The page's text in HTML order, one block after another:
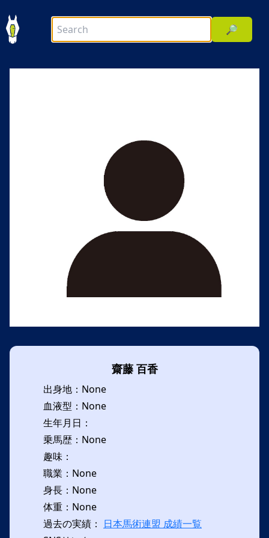
🔎
齋藤 百香
出身地：None
血液型：None
生年月日：
乗馬歴：None
趣味：
職業：None
身長：None
体重：None
過去の実績： 日本馬術連盟 成績一覧